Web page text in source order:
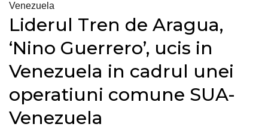
Venezuela
Liderul Tren de Aragua,
‘Nino Guerrero’, ucis in
Venezuela in cadrul unei
operatiuni comune SUA-
Venezuela